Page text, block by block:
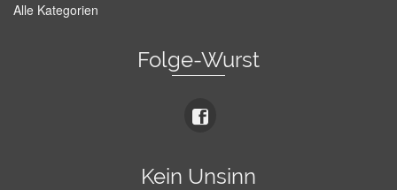
Alle Kategorien
Folge-Wurst
Kein Unsinn